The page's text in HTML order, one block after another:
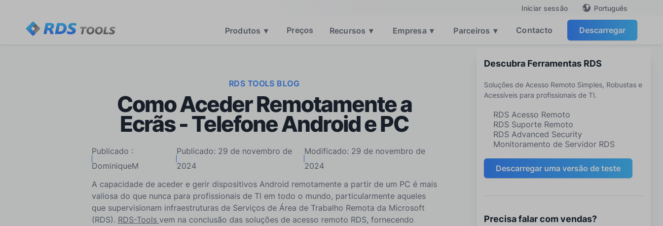
Iniciar sessão Português
Produtos ▾ Preços Recursos ▾ Empresa ▾ Parceiros ▾ Contacto Descarregar
RDS TOOLS BLOG
Como Aceder Remotamente a
Ecrãs - Telefone Android e PC
Publicado :
DominiqueM
Publicado: 29 de novembro de
2024
Modificado: 29 de novembro de
2024
A capacidade de aceder e gerir dispositivos Android remotamente a partir de um PC é mais
valiosa do que nunca para profissionais de TI em todo o mundo, particularmente aqueles
que supervisionam infraestruturas de Serviços de Área de Trabalho Remota da Microsoft
(RDS). RDS-Tools vem na conclusão das soluções de acesso remoto RDS, fornecendo
Descubra Ferramentas RDS
Soluções de Acesso Remoto Simples, Robustas e
Acessíveis para profissionais de TI.
RDS Acesso Remoto
RDS Suporte Remoto
RDS Advanced Security
Monitoramento de Servidor RDS
Descarregar uma versão de teste
Precisa falar com vendas?